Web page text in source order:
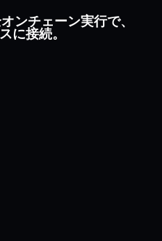
ンチェーン実行で、
に接続。